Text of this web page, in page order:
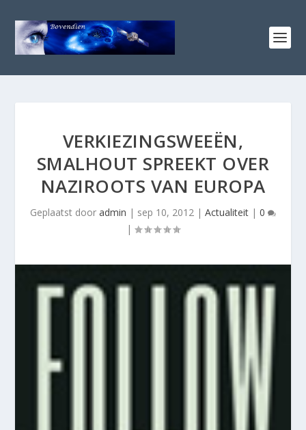
VERKIEZINGSWEEËN,
SMALHOUT SPREEKT OVER
NAZIROOTS VAN EUROPA
Geplaatst door admin | sep 10, 2012 | Actualiteit | 0
|